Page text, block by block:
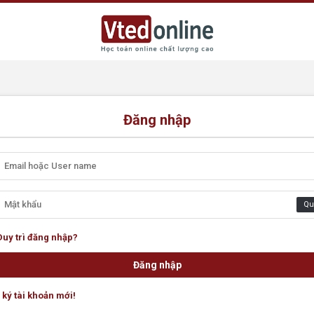
Đăng nhập
trì đăng nhập?
tài khoản mới!